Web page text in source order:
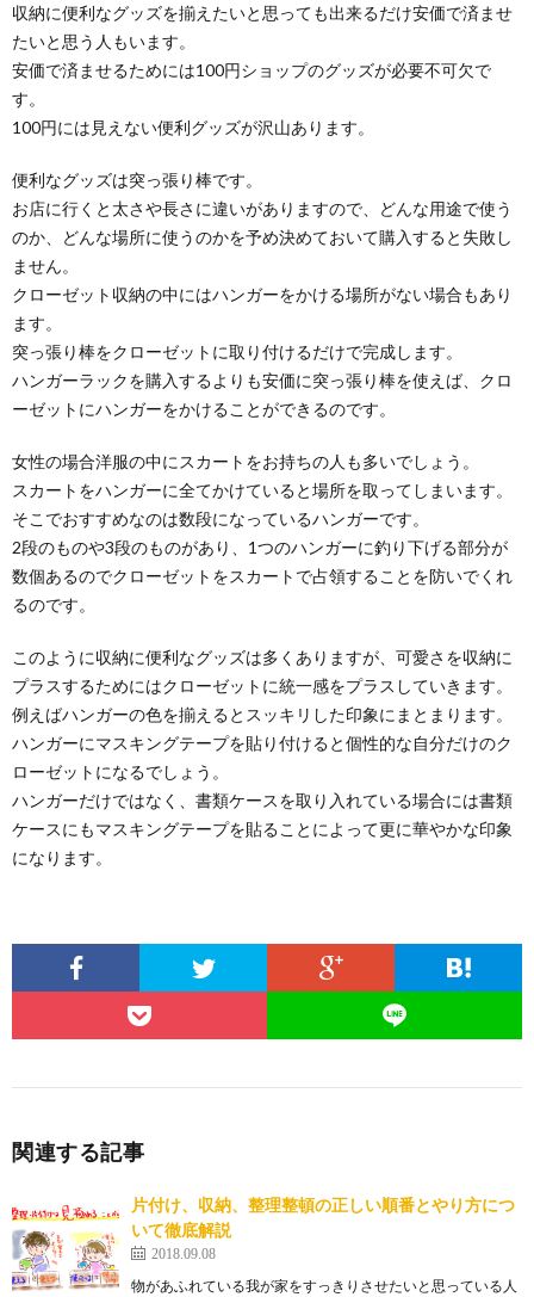
収納に便利なグッズを揃えたいと思っても出来るだけ安価で済ませ
たいと思う人もいます。
安価で済ませるためには100円ショップのグッズが必要不可欠で
す。
100円には見えない便利グッズが沢山あります。
便利なグッズは突っ張り棒です。
お店に行くと太さや長さに違いがありますので、どんな用途で使う
のか、どんな場所に使うのかを予め決めておいて購入すると失敗し
ません。
クローゼット収納の中にはハンガーをかける場所がない場合もあり
ます。
突っ張り棒をクローゼットに取り付けるだけで完成します。
ハンガーラックを購入するよりも安価に突っ張り棒を使えば、クロ
ーゼットにハンガーをかけることができるのです。
女性の場合洋服の中にスカートをお持ちの人も多いでしょう。
スカートをハンガーに全てかけていると場所を取ってしまいます。
そこでおすすめなのは数段になっているハンガーです。
2段のものや3段のものがあり、1つのハンガーに釣り下げる部分が
数個あるのでクローゼットをスカートで占領することを防いでくれ
るのです。
このように収納に便利なグッズは多くありますが、可愛さを収納に
プラスするためにはクローゼットに統一感をプラスしていきます。
例えばハンガーの色を揃えるとスッキリした印象にまとまります。
ハンガーにマスキングテープを貼り付けると個性的な自分だけのク
ローゼットになるでしょう。
ハンガーだけではなく、書類ケースを取り入れている場合には書類
ケースにもマスキングテープを貼ることによって更に華やかな印象
になります。
関連する記事
片付け、収納、整理整頓の正しい順番とやり方につ
いて徹底解説
2018.09.08
物があふれている我が家をすっきりさせたいと思っている人